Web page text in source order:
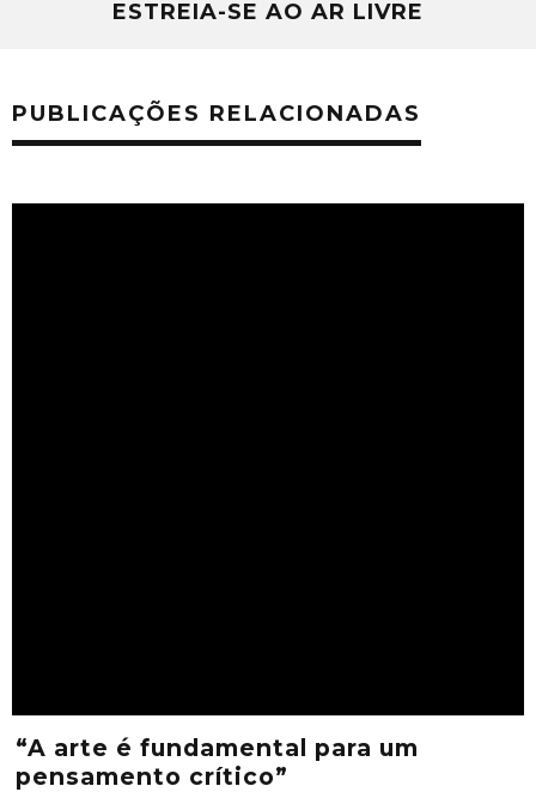
ESTREIA-SE AO AR LIVRE
PUBLICAÇÕES RELACIONADAS
“A arte é fundamental para um
pensamento crítico”